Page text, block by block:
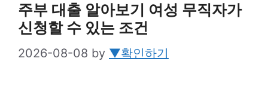
주부 대출 알아보기 여성 무직자가
신청할 수 있는 조건
2026-08-08 by ▼확인하기